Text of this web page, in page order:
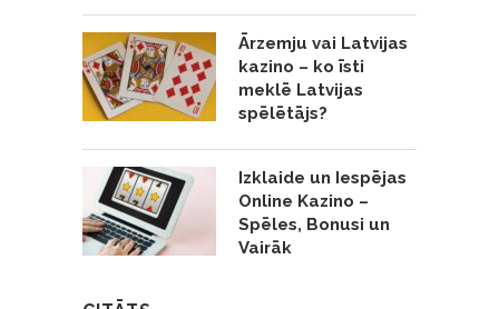
Ārzemju vai Latvijas
kazino – ko īsti
meklē Latvijas
spēlētājs?
Izklaide un Iespējas
Online Kazino –
Spēles, Bonusi un
Vairāk